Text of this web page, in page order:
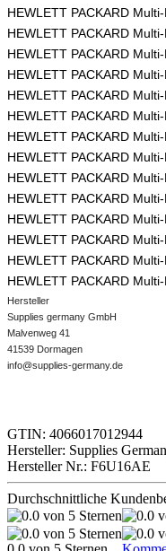
HEWLETT PACKARD
HEWLETT PACKARD
HEWLETT PACKARD
HEWLETT PACKARD
HEWLETT PACKARD
HEWLETT PACKARD
HEWLETT PACKARD
HEWLETT PACKARD
HEWLETT PACKARD
HEWLETT PACKARD
HEWLETT PACKARD
HEWLETT PACKARD
HEWLETT PACKARD
HEWLETT PACKARD
Hersteller
Supplies germany GmbH
Malvenweg 41
41539 Dormagen
info@supplies-germany.de
GTIN: 4066017012944
Hersteller: Supplies
Hersteller Nr.: F6U16AE
Durchschnittliche